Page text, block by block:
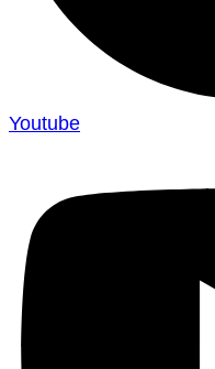
Youtube